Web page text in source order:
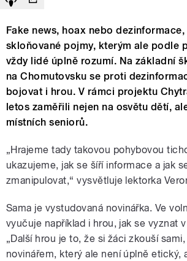
Fake news, hoax nebo
skloňované pojmy, kterým ale podle
vždy lidé úplně rozumí. Na základní
na Chomutovsku se proti
bojovat i hrou. V rámci projektu
letos zaměřili nejen na osvětu dětí,
místních seniorů.
„Hrajeme tady takovou pohybovou
ukazujeme, jak se šíří informace a jak
zmanipulovat,“ vysvětluje lektorka
Sama je vystudovaná novinářka. Ve
vyučuje například i hrou, jak se vyznat
„Další hrou je to, že si žáci zkouší
novinářem, který ale není úplně etický,